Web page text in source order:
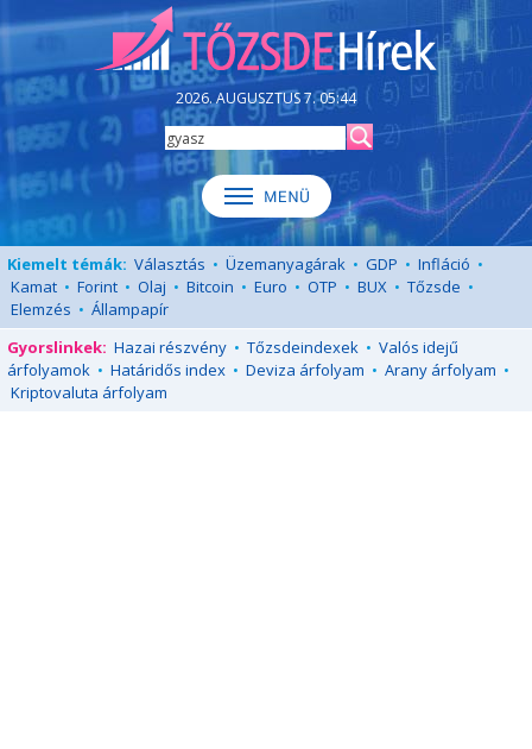
2026. AUGUSZTUS 7. 05:44
Kiemelt témák: Választás • Üzemanyagárak • GDP • Infláció •
Kamat • Forint • Olaj • Bitcoin • Euro • OTP • BUX • Tőzsde •
Elemzés • Állampapír
Gyorslinkek: Hazai részvény • Tőzsdeindexek • Valós idejű
árfolyamok • Határidős index • Deviza árfolyam • Arany árfolyam •
Kriptovaluta árfolyam